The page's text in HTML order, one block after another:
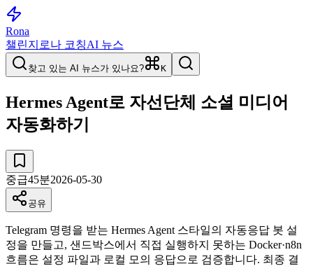
Rona
챌린지 로나 코칭AI 뉴스
찾고 있는 AI 뉴스가 있나요? K
Hermes Agent로 자선단체 소셜 미디어
자동화하기
중급45분2026-05-30
공유
Telegram 명령을 받는 Hermes Agent 스타일의 자동응답 봇 설
정을 만들고, 샌드박스에서 직접 실행하지 못하는 Docker·n8n
흐름은 설정 파일과 로컬 모의 응답으로 검증합니다. 최종 결